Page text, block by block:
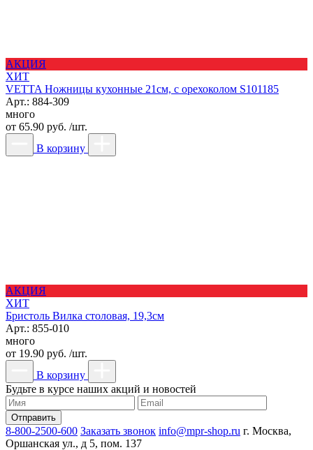
АКЦИЯ
ХИТ
VETTA Ножницы кухонные 21см, с орехоколом S101185
Арт.: 884-309
много
от 65.90 руб. /шт.
В корзину
АКЦИЯ
ХИТ
Бристоль Вилка столовая, 19,3см
Арт.: 855-010
много
от 19.90 руб. /шт.
В корзину
Будьте в курсе наших акций и новостей
8-800-2500-600 Заказать звонок info@mpr-shop.ru г. Москва,
Оршанская ул., д 5, пом. 137